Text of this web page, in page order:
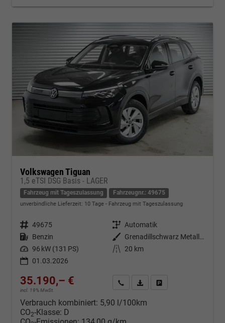
Volkswagen Tiguan
1,5 eTSI DSG Basis - LAGER
Fahrzeug mit Tageszulassung Fahrzeugnr.: 49675
unverbindliche Lieferzeit: 10 Tage Fahrzeug mit Tageszulassung
Fahrzeugnr. 49675 Getriebe Automatik
Kraftstoff Benzin Außenfarbe
Grenadillschwarz Metallic (0E)
Leistung 96 kW (131 PS) Kilometerstand
20 km
01.03.2026
35.190,– €
incl. 19% MwSt.
Kontakt & Angebot anfordern
PDF-Datei, Fahrzeugexposé
Verbrauch kombiniert: 5,90 l/100km
CO2-Klasse: D